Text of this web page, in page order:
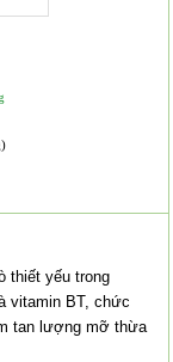
thiết yếu trong
vitamin BT, chức
tan lượng mỡ thừa